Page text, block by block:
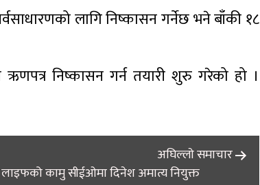
लागि निष्कासन गर्नेछ भने बाँकी १८
ऋणपत्र निष्कासन गर्न तयारी शुरु गरेको हो ।
अघिल्लाे समाचार
कामु सीईओमा दिनेश अमात्य नियुक्त